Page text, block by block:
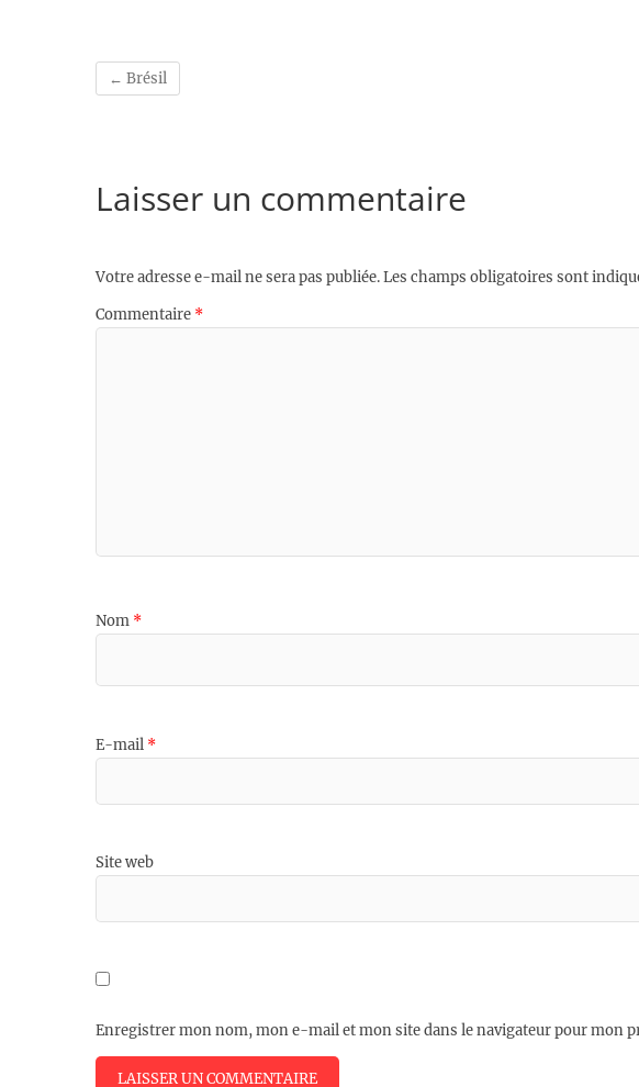
← Brésil
Laisser un commentaire
Votre adresse e-mail ne sera pas publiée.Les champs obligatoires sont
Commentaire *
Nom *
E-mail *
Site web
Enregistrer mon nom, mon e-mail et mon site dans le navigateur pour mon